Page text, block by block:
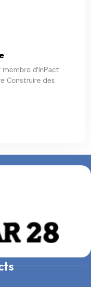
membre d’InPact
Construire des